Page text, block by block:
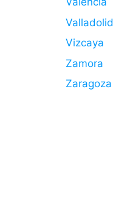
Valladolid
Vizcaya
Zamora
Zaragoza